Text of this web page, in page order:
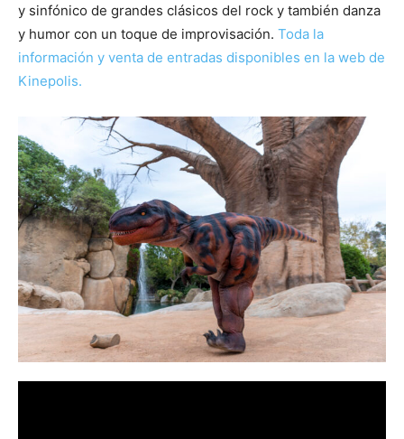
y sinfónico de grandes clásicos del rock y también danza
y humor con un toque de improvisación. Toda la
información y venta de entradas disponibles en la web de
Kinepolis.